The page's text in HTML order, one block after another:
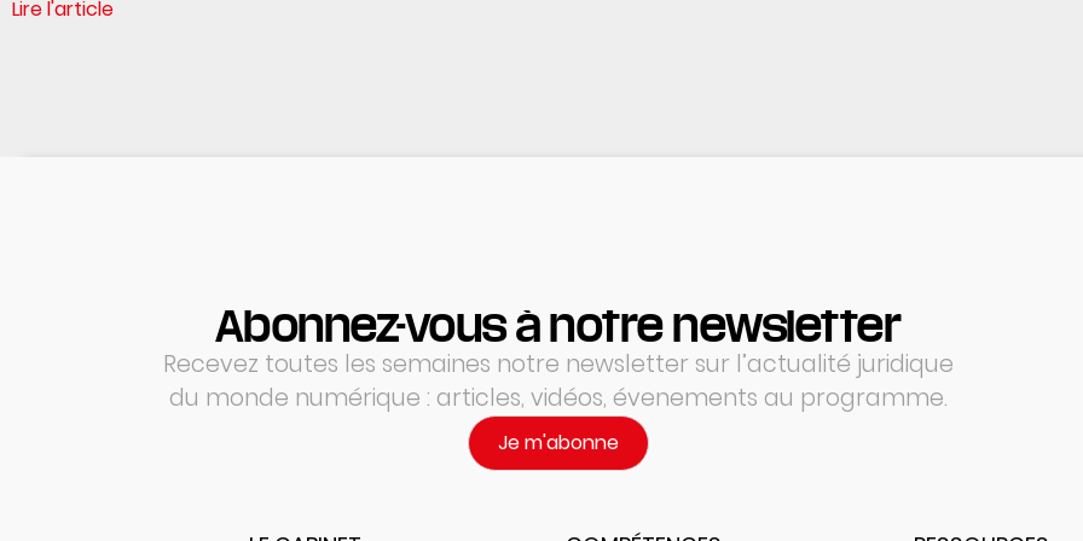
Lire l'article
Abonnez-vous à notre newsletter
Recevez toutes les semaines notre newsletter sur l’actualité juridique
du monde numérique : articles, vidéos, évenements au programme.
Je m'abonne